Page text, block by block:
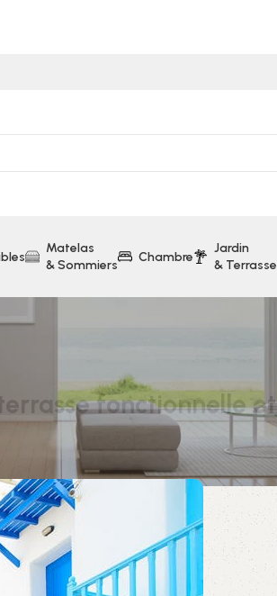
Matelas
& Sommiers
Chambre
Jardin
& Terrasse
fonctionnelle et